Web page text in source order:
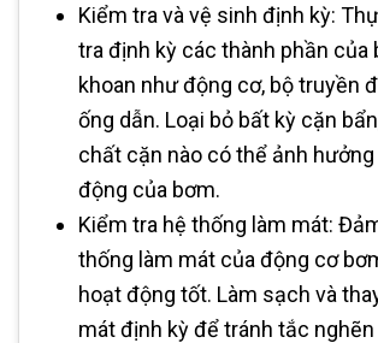
Kiểm tra và vệ sinh định kỳ:
tra định kỳ các thành phần của
khoan như động cơ, bộ truyền
ống dẫn. Loại bỏ bất kỳ cặn
chất cặn nào có thể ảnh
động của bơm.
Kiểm tra hệ thống làm mát:
thống làm mát của động cơ
hoạt động tốt. Làm sạch và
mát định kỳ để tránh tắc